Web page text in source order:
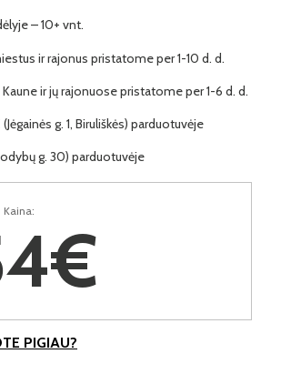
– 10+ vnt.
ir rajonus pristatome per 1-10 d. d.
ir jų rajonuose pristatome per 1-6 d. d.
g. 1, Biruliškės) parduotuvėje
g. 30) parduotuvėje
Kaina:
PIGIAU?